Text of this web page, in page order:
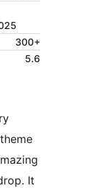
300+
5.6
It